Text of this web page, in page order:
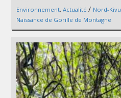
Environnement, Actualité / Nord-Kivu
Naissance de Gorille de Montagne